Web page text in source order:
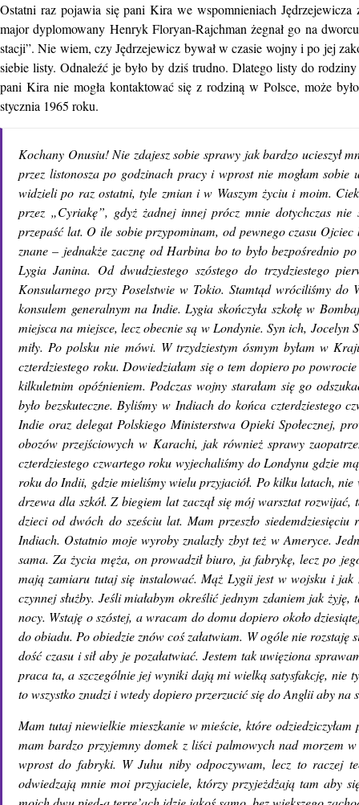
Ostatni raz pojawia się pani Kira we wspomnieniach
major dyplomowany Henryk Floryan-Rajchman żegnał go na
stacji”. Nie wiem, czy Jędrzejewicz bywał w czasie wojny i po jej
siebie listy. Odnaleźć je było by dziś trudno. Dlatego listy do
pani Kira nie mogła kontaktować się z rodziną w Polsce, może
stycznia 1965 roku.
Kochany Onusiu! Nie zdajesz sobie sprawy jak bardzo ucieszył
przez listonosza po godzinach pracy i wprost nie mogłam
widzieli po raz ostatni, tyle zmian i w Waszym życiu i moim.
przez „Cyriakę”, gdyż żadnej innej prócz mnie dotychczas
przepaść lat. O ile sobie przypominam, od pewnego czasu Ojciec
znane – jednakże zacznę od Harbina bo to było bezpośrednio
Lygia Janina. Od dwudziestego szóstego do trzydziestego
Konsularnego przy Poselstwie w Tokio. Stamtąd wróciliśmy do
konsulem generalnym na Indie. Lygia skończyła szkołę w
miejsca na miejsce, lecz obecnie są w Londynie. Syn ich, Jocelyn
miły. Po polsku nie mówi. W trzydziestym ósmym byłam w
czterdziestego roku. Dowiedziałam się o tem dopiero po
kilkuletnim opóźnieniem. Podczas wojny starałam się go
było bezskuteczne. Byliśmy w Indiach do końca czterdziestego
Indie oraz delegat Polskiego Ministerstwa Opieki Społecznej,
obozów przejściowych w Karachi, jak również sprawy
czterdziestego czwartego roku wyjechaliśmy do Londynu gdzie
roku do Indii, gdzie mieliśmy wielu przyjaciół. Po kilku latach,
drzewa dla szkół. Z biegiem lat zaczął się mój warsztat
dzieci od dwóch do sześciu lat. Mam przeszło
Indiach. Ostatnio moje wyroby znalazły zbyt też w Ameryce.
sama. Za życia męża, on prowadził biuro, ja fabrykę, lecz po
mają zamiaru tutaj się instalować. Mąż Lygii jest w wojsku i
czynnej służby. Jeśli miałabym określić jednym zdaniem jak
nocy. Wstaję o szóstej, a wracam do domu dopiero około
do obiadu. Po obiedzie znów coś załatwiam. W ogóle nie
dość czasu i sił aby je pozałatwiać. Jestem tak uwięziona
praca ta, a szczególnie jej wyniki dają mi wielką satysfakcję, nie
to wszystko znudzi i wtedy dopiero przerzucić się do Anglii aby na
Mam tutaj niewielkie mieszkanie w mieście, które
mam bardzo przyjemny domek z liści palmowych nad morzem
wprost do fabryki. W Juhu niby odpoczywam, lecz to raczej
odwiedzają mnie moi przyjaciele, którzy przyjeżdżają tam aby